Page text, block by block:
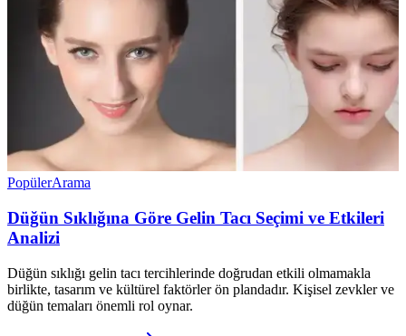
PopülerArama
Düğün Sıklığına Göre Gelin Tacı Seçimi ve Etkileri
Analizi
Düğün sıklığı gelin tacı tercihlerinde doğrudan etkili olmamakla
birlikte, tasarım ve kültürel faktörler ön plandadır. Kişisel zevkler ve
düğün temaları önemli rol oynar.